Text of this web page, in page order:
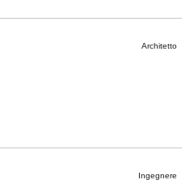
Architetto
Ingegnere